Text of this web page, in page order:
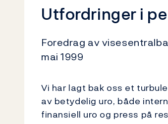
Utfordringer i
Foredrag av
mai 1999
Vi har lagt bak oss et
av betydelig uro, både
finansiell uro og press på